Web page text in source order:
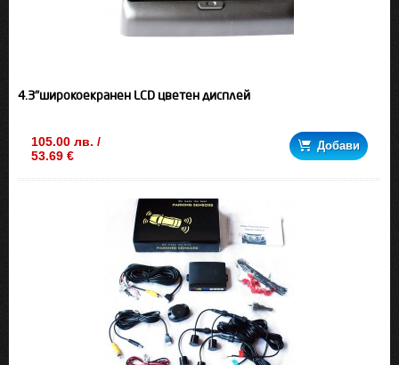
4.3"широкоекранен LCD цветен дисплей
105.00 лв. /
53.69 €
Добави